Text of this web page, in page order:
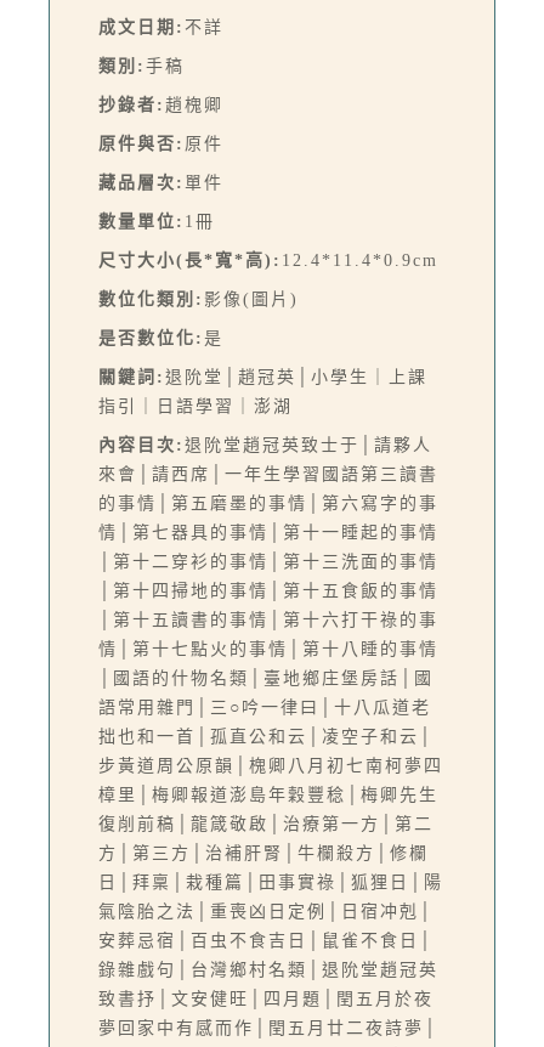
成文日期: 不詳
類別: 手稿
抄錄者: 趙槐卿
原件與否: 原件
藏品層次: 單件
數量單位: 1冊
尺寸大小(長*寬*高): 12.4*11.4*0.9cm
數位化類別: 影像(圖片)
是否數位化: 是
關鍵詞: 退阭堂│趙冠英│小學生｜上課
指引｜日語學習｜澎湖
內容目次: 退阭堂趙冠英致士于│請夥人
來會│請西席│一年生學習國語第三讀書
的事情│第五磨墨的事情│第六寫字的事
情│第七器具的事情│第十一睡起的事情
│第十二穿衫的事情│第十三洗面的事情
│第十四掃地的事情│第十五食飯的事情
│第十五讀書的事情│第十六打干祿的事
情│第十七點火的事情│第十八睡的事情
│國語的什物名類│臺地鄉庄堡房話│國
語常用雜門│三○吟一律曰│十八瓜道老
拙也和一首│孤直公和云│凌空子和云│
步黃道周公原韻│槐卿八月初七南柯夢四
樟里│梅卿報道澎島年穀豐稔│梅卿先生
復削前稿│龍箴敬啟│治療第一方│第二
方│第三方│治補肝腎│牛欄殺方│修欄
日│拜稟│栽種篇│田事實祿│狐狸日│陽
氣陰胎之法│重喪凶日定例│日宿冲剋│
安葬忌宿│百虫不食吉日│鼠雀不食日│
錄雜戲句│台灣鄉村名類│退阭堂趙冠英
致書抒│文安健旺│四月題│閏五月於夜
夢回家中有感而作│閏五月廿二夜詩夢│